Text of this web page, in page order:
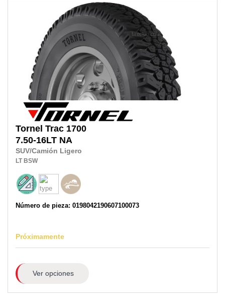
Tornel Trac 1700
7.50-16LT NA
SUV/Camión Ligero
LT BSW
Número de pieza: 0198042190607100073
Próximamente
Ver opciones